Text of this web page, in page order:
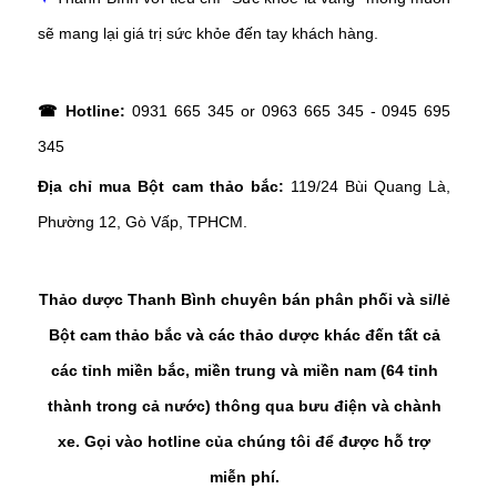
sẽ mang lại giá trị sức khỏe đến tay khách hàng.
☎ Hotline: 0931 665 345 or 0963 665 345 - 0945 695
345
Địa chỉ mua Bột cam thảo bắc: 119/24 Bùi Quang Là,
Phường 12, Gò Vấp, TPHCM.
Thảo dược Thanh Bình chuyên bán phân phối và sỉ/lẻ
Bột cam thảo bắc và các thảo dược khác đến tất cả
các tỉnh miền bắc, miền trung và miền nam (64 tỉnh
thành trong cả nước) thông qua bưu điện và chành
xe. Gọi vào hotline của chúng tôi để được hỗ trợ
miễn phí.